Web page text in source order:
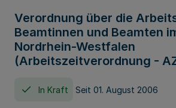
Verordnung über die
Beamtinnen und Beamten
Nordrhein-Westfalen
(Arbeitszeitverordnung -
In Kraft Seit 01. August 2006